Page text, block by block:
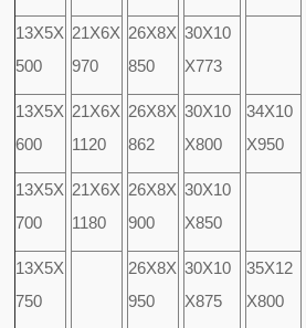
13X5X
500
21X6X
970
26X8X
850
30X10
X773
13X5X
600
21X6X
1120
26X8X
862
30X10
X800
34X10
X950
13X5X
700
21X6X
1180
26X8X
900
30X10
X850
13X5X
750
26X8X
950
30X10
X875
35X12
X800